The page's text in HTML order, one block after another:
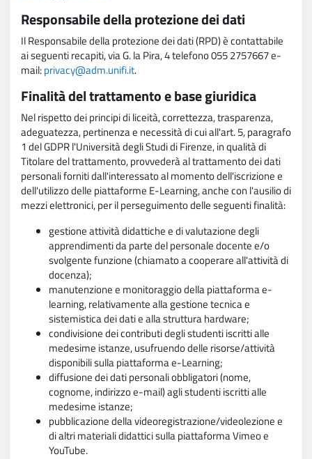
Responsabile della protezione dei dati
Il Responsabile della protezione dei dati (RPD) è contattabile
ai seguenti recapiti, via G. la Pira, 4 telefono 055 2757667 e-
mail:privacy@adm.unifi.it.
Finalità del trattamento e base giuridica
Nel rispetto dei principi di liceità, correttezza, trasparenza,
adeguatezza, pertinenza e necessità di cui all'art. 5, paragrafo
1 del GDPR l'Università degli Studi di Firenze, in qualità di
Titolare del trattamento, provvederà al trattamento dei dati
personali forniti dall'interessato al momento dell'iscrizione e
dell'utilizzo delle piattaforme E-Learning, anche con l'ausilio di
mezzi elettronici, per il perseguimento delle seguenti finalità:
gestione attività didattiche e di valutazione degli
apprendimenti da parte del personale docente e/o
svolgente funzione (chiamato a cooperare all'attività di
docenza);
manutenzione e monitoraggio della piattaforma e-
learning, relativamente alla gestione tecnica e
sistemistica dei dati e alla struttura hardware;
condivisione dei contributi degli studenti iscritti alle
medesime istanze, usufruendo delle risorse/attività
disponibili sulla piattaforma e-Learning;
diffusione dei dati personali obbligatori (nome,
cognome, indirizzo e-mail) agli studenti iscritti alle
medesime istanze;
pubblicazione della videoregistrazione/videolezione e
di altri materiali didattici sulla piattaforma Vimeo e
YouTube.